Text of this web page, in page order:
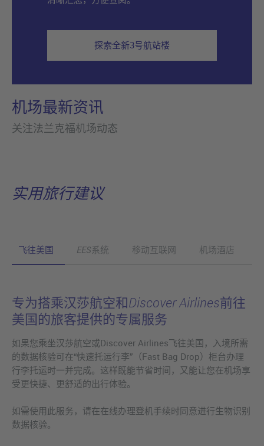
探索全新3号航站楼
机场最新资讯
关注法兰克福机场动态
实用旅行建议
飞往美国 EES系统 移动互联网 机场酒店
专为搭乘汉莎航空和Discover Airlines前往
美国的旅客提供的专属服务
如果您乘坐汉莎航空或Discover Airlines飞往美国，入境所需
的数据核验可在“快速托运行李”（Fast Bag Drop）柜台办理
行李托运时一并完成。这样既能节省时间，又能让您在机场享
受更快捷、更舒适的出行体验。
如需使用此服务，请在在线办理登机手续时同意进行生物识别
数据核验。